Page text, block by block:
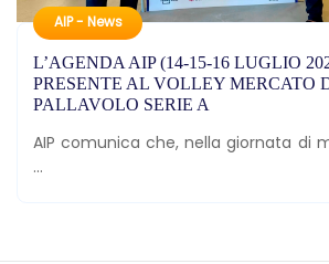
AIP - News
L’AGENDA AIP (14-15-16 LUGLIO
PRESENTE AL VOLLEY MERCATO
PALLAVOLO SERIE A
AIP comunica che, nella giornata di
...